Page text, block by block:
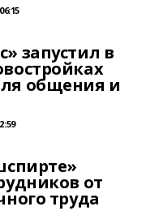
запустил в
общения и
от
труда